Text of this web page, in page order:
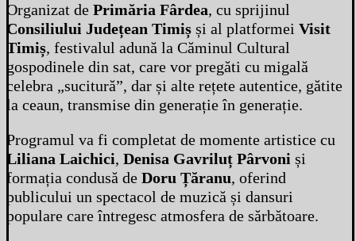
Organizat de Primăria Fârdea, cu sprijinul
Consiliului Județean Timiș și al platformei Visit
Timiș, festivalul adună la Căminul Cultural
gospodinele din sat, care vor pregăti cu migală
celebra „sucitură”, dar și alte rețete autentice, gătite
la ceaun, transmise din generație în generație.
Programul va fi completat de momente artistice cu
Liliana Laichici, Denisa Gavriluț Pârvoni și
formația condusă de Doru Țăranu, oferind
publicului un spectacol de muzică și dansuri
populare care întregesc atmosfera de sărbătoare.